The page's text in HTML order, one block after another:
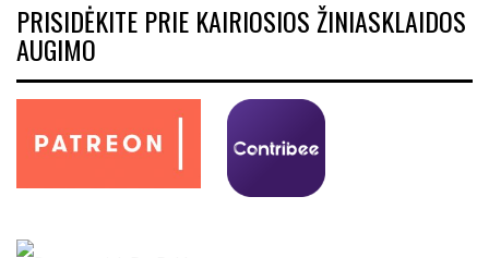
PRISIDĖKITE PRIE KAIRIOSIOS ŽINIASKLAIDOS
AUGIMO